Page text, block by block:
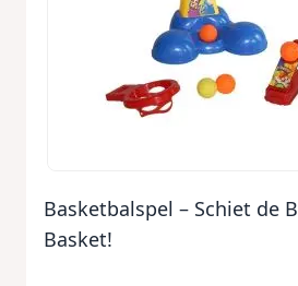
Basketbalspel – Schiet de
Basket!